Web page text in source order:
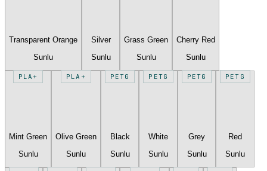
Transparent Orange
Sunlu
Silver
Sunlu
Grass Green
Sunlu
Cherry Red
Sunlu
PLA+
Mint Green
Sunlu
PLA+
Olive Green
Sunlu
PETG
Black
Sunlu
PETG
White
Sunlu
PETG
Grey
Sunlu
PETG
Red
Sunlu